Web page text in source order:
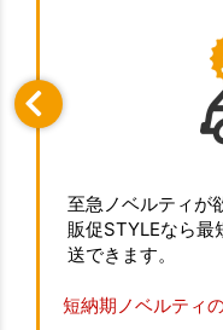
至急ノベルティが
販促STYLEなら最
送できます。
短納期ノベルティ